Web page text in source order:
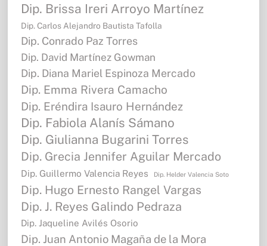
Dip. Brissa Ireri Arroyo Martínez
Dip. Carlos Alejandro Bautista Tafolla
Dip. Conrado Paz Torres
Dip. David Martínez Gowman
Dip. Diana Mariel Espinoza Mercado
Dip. Emma Rivera Camacho
Dip. Eréndira Isauro Hernández
Dip. Fabiola Alanís Sámano
Dip. Giulianna Bugarini Torres
Dip. Grecia Jennifer Aguilar Mercado
Dip. Guillermo Valencia Reyes Dip. Helder Valencia Soto
Dip. Hugo Ernesto Rangel Vargas
Dip. J. Reyes Galindo Pedraza
Dip. Jaqueline Avilés Osorio
Dip. Juan Antonio Magaña de la Mora